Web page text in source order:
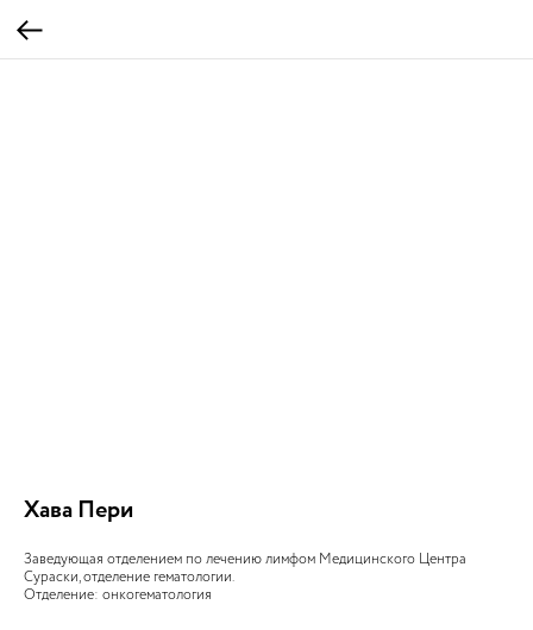
Хава Пери
Заведующая отделением по лечению лимфом Медицинского Центра
Сураски, отделение гематологии.
Отделение: онкогематология